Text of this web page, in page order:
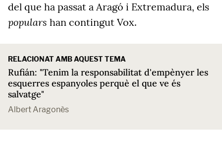
del que ha passat a Aragó i Extremadura, els
populars han contingut Vox.
RELACIONAT AMB AQUEST TEMA
Rufián: "Tenim la responsabilitat d'empènyer les
esquerres espanyoles perquè el que ve és
salvatge"
Albert Aragonès